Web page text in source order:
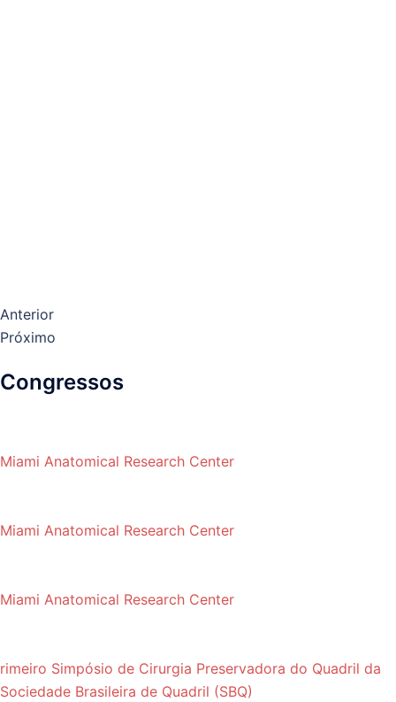
Anterior
Próximo
Congressos
Miami Anatomical Research Center
Miami Anatomical Research Center
Miami Anatomical Research Center
rimeiro Simpósio de Cirurgia Preservadora do Quadril da
Sociedade Brasileira de Quadril (SBQ)